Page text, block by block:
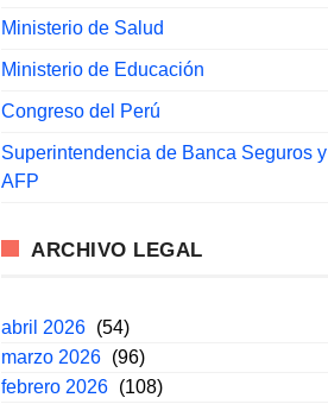
Ministerio de Salud
Ministerio de Educación
Congreso del Perú
Superintendencia de Banca Seguros y
AFP
ARCHIVO LEGAL
abril 2026 (54)
marzo 2026 (96)
febrero 2026 (108)